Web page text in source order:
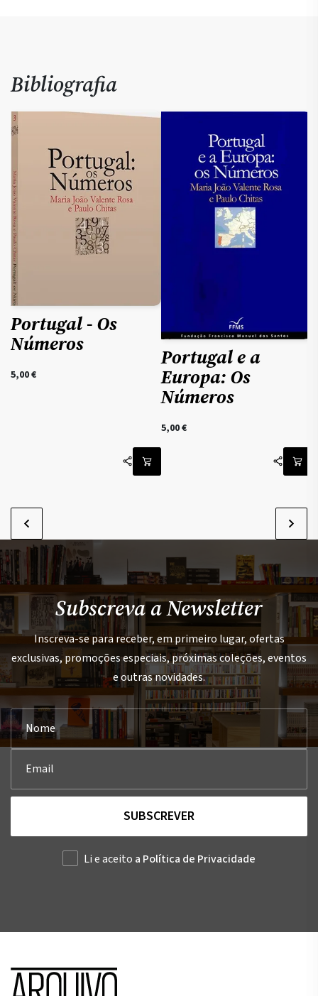
Bibliografia
Portugal - Os
Números
5,00€
Portugal e a
Europa: Os
Números
5,00€
Subscreva a Newsletter
Inscreva-se para receber, em primeiro lugar, ofertas
exclusivas, promoções especiais, próximas coleções, eventos
e outras novidades.
SUBSCREVER
Li e aceito a Política de Privacidade